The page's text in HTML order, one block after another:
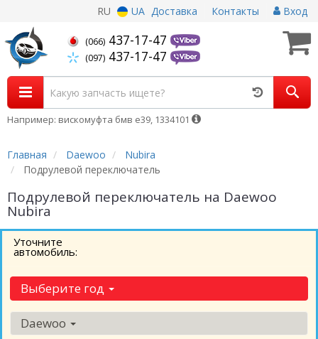
RU UA Доставка Контакты Вход
(066) 437-17-47
(097) 437-17-47
Например: вискомуфта бмв е39, 1334101
Главная Daewoo
Nubira
Подрулевой переключатель
Подрулевой переключатель на Daewoo
Nubira
Уточните
автомобиль:
Выберите год
Daewoo